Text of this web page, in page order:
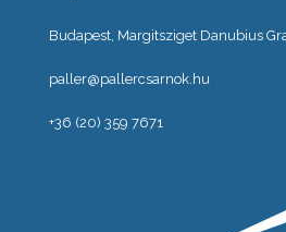
Budapest, Margitsziget Danubius
paller@pallercsarnok.hu
+36 (20) 359 7671